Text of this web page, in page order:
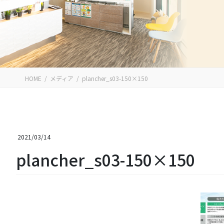
HOME メディア plancher_s03-150×150
2021/03/14
plancher_s03-150×150